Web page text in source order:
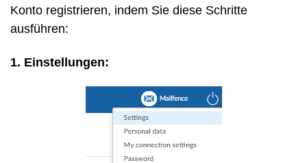
Konto registrieren, indem Sie diese Schritte
ausführen:
1. Einstellungen: